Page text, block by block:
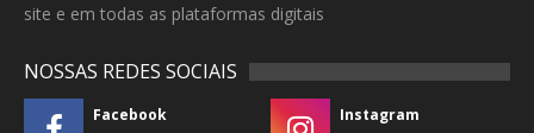
site e em todas as plataformas digitais
NOSSAS REDES SOCIAIS
Facebook Instagram